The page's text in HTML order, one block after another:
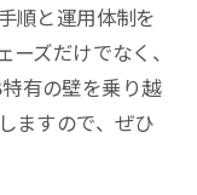
順と運用体制を
ズだけでなく、
有の壁を乗り越
ますので、ぜひ